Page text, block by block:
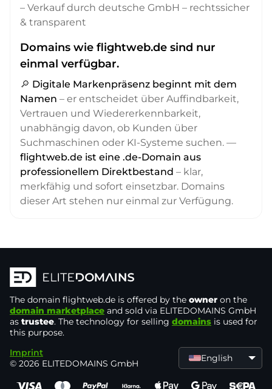
– Verkauf durch deutsche GmbH – rechtssicher
& transparent
Domains wie flightweb.de sind nur
einmal verfügbar.
🔎 Digitale Markenpräsenz beginnt mit dem
Namen – er entscheidet über Auffindbarkeit,
Vertrauen und Wiedererkennbarkeit,
unabhängig davon, ob Kunden über
Suchmaschinen oder KI-Systeme suchen. —
flightweb.de ist eine .de-Domain aus
professionellem Direktbestand – klar,
merkfähig und sofort einsetzbar. Domains
dieser Art stehen nur einmal zur Verfügung.
The domain flightweb.de is offered by the owner on the
domain marketplace and sold via ELITEDOMAINS GmbH
as trustee. The technology for selling domains is used for
this purpose.
Imprint
© 2026 ELITEDOMAINS GmbH
English